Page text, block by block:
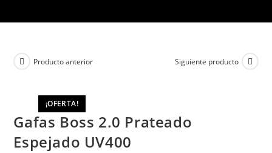
¡OFERTA!
Producto anterior Siguiente producto
Gafas Boss 2.0 Prateado
Espejado UV400